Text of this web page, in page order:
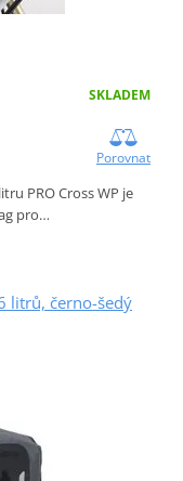
SKLADEM
Porovnat
PRO Cross WP je
pro…
litrů, černo-šedý